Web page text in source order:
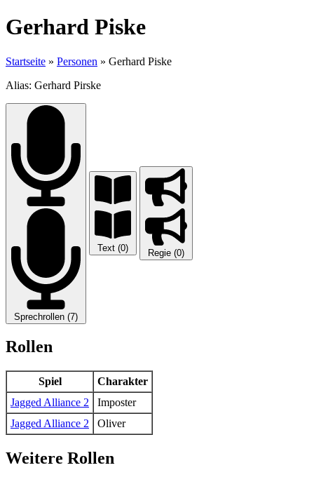
Gerhard Piske
Startseite » Personen » Gerhard Piske
Alias: Gerhard Pirske
Sprechrollen (7)
Text (0) Regie (0)
Rollen
Spiel
Charakter
Jagged Alliance 2
Imposter
Jagged Alliance 2
Oliver
Weitere Rollen